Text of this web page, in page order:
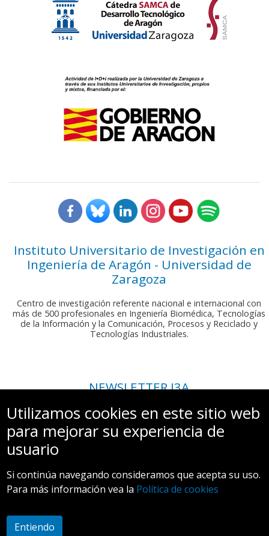
Instituto Universitario de Investigación en
Ingeniería de Aragón - Universidad de
Zaragoza
Centro de investigación referente nacional e internacional con
más de 500 profesionales en Ingeniería Biomédica, Tecnologías
de la Información y la Comunicación, Procesos y Reciclado y
Tecnologías Industriales.
NEWSLETTER I3A
Si deseas recibir nuestro boletín mensual, envíanos un correo a:
comunicacion.i3a@unizar.es
Utilizamos cookies en este sitio web
para mejorar su experiencia de
usuario
Si continúa navegando consideramos que acepta su uso.
Para más información vea la Política de cookies
Entiendo